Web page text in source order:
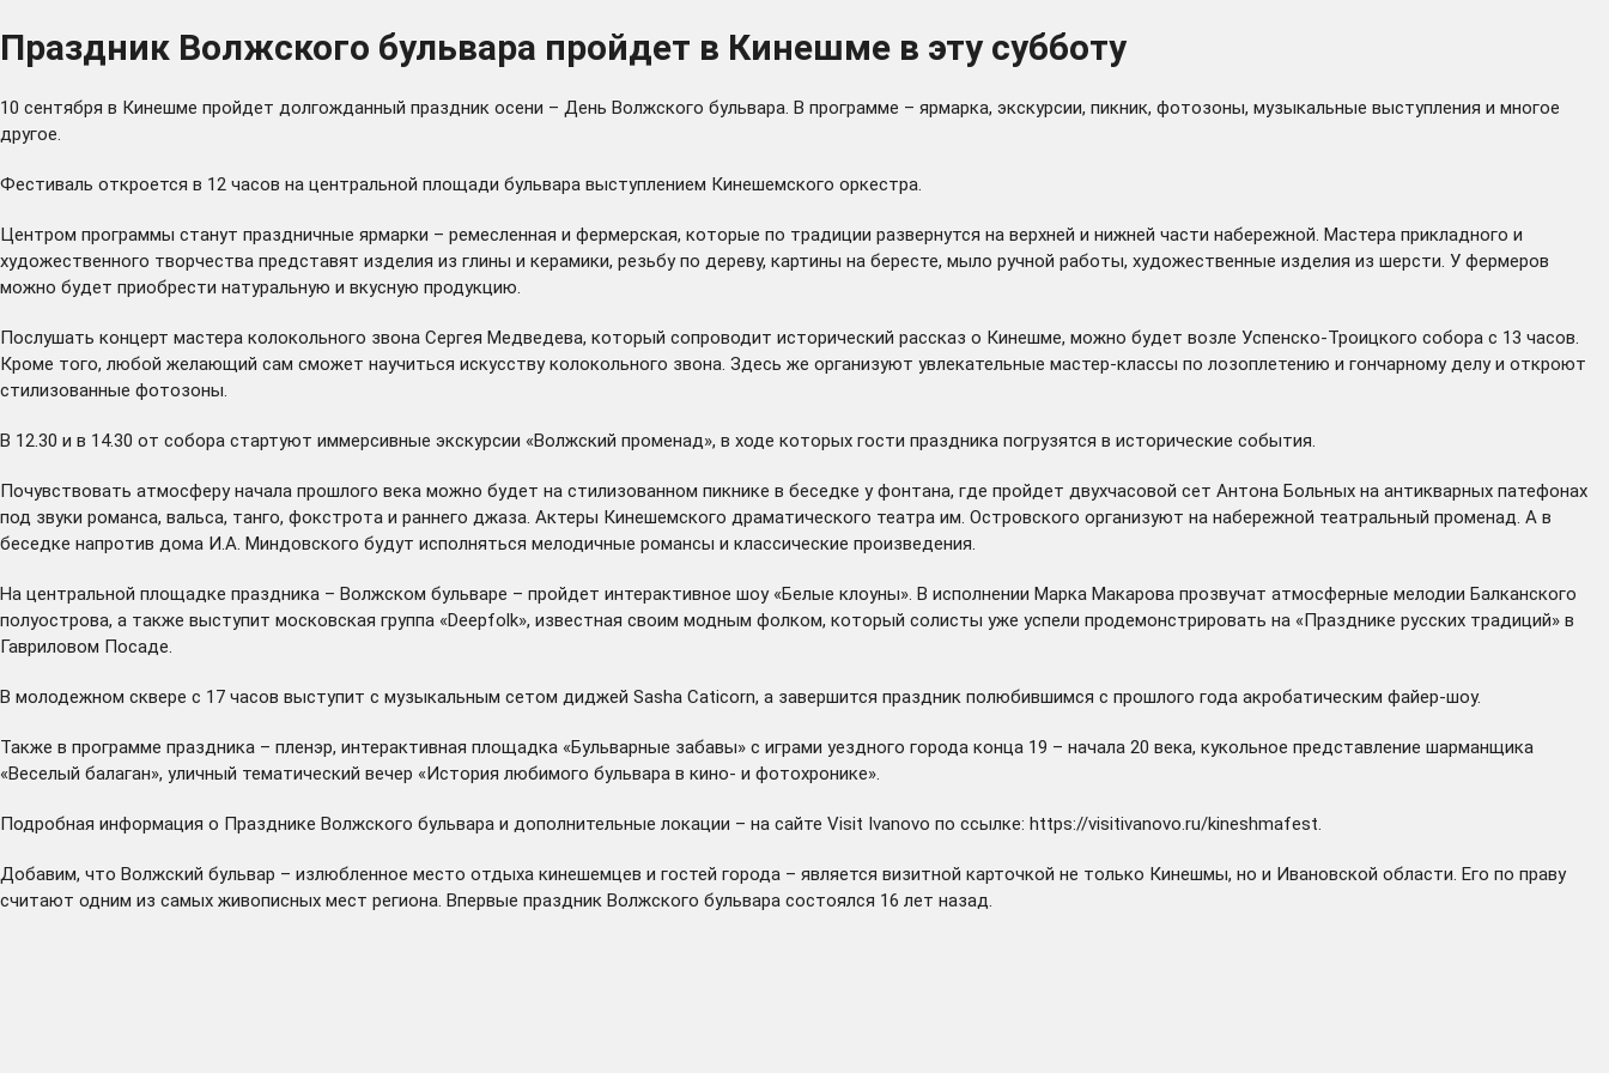
Праздник Волжского бульвара пройдет в Кинешме в эту субботу
10 сентября в Кинешме пройдет долгожданный праздник осени – День Волжского бульвара. В программе – ярмарка, экскурсии, пикник, фотозоны, музыкальные выступления и многое
другое.
Фестиваль откроется в 12 часов на центральной площади бульвара выступлением Кинешемского оркестра.
Центром программы станут праздничные ярмарки – ремесленная и фермерская, которые по традиции развернутся на верхней и нижней части набережной. Мастера прикладного и
художественного творчества представят изделия из глины и керамики, резьбу по дереву, картины на бересте, мыло ручной работы, художественные изделия из шерсти. У фермеров
можно будет приобрести натуральную и вкусную продукцию.
Послушать концерт мастера колокольного звона Сергея Медведева, который сопроводит исторический рассказ о Кинешме, можно будет возле Успенско-Троицкого собора с 13 часов.
Кроме того, любой желающий сам сможет научиться искусству колокольного звона. Здесь же организуют увлекательные мастер-классы по лозоплетению и гончарному делу и откроют
стилизованные фотозоны.
В 12.30 и в 14.30 от собора стартуют иммерсивные экскурсии «Волжский променад», в ходе которых гости праздника погрузятся в исторические события.
Почувствовать атмосферу начала прошлого века можно будет на стилизованном пикнике в беседке у фонтана, где пройдет двухчасовой сет Антона Больных на антикварных патефонах
под звуки романса, вальса, танго, фокстрота и раннего джаза. Актеры Кинешемского драматического театра им. Островского организуют на набережной театральный променад. А в
беседке напротив дома И.А. Миндовского будут исполняться мелодичные романсы и классические произведения.
На центральной площадке праздника – Волжском бульваре – пройдет интерактивное шоу «Белые клоуны». В исполнении Марка Макарова прозвучат атмосферные мелодии Балканского
полуострова, а также выступит московская группа «Deepfolk», известная своим модным фолком, который солисты уже успели продемонстрировать на «Празднике русских традиций» в
Гавриловом Посаде.
В молодежном сквере с 17 часов выступит с музыкальным сетом диджей Sasha Caticorn, а завершится праздник полюбившимся с прошлого года акробатическим файер-шоу.
Также в программе праздника – пленэр, интерактивная площадка «Бульварные забавы» с играми уездного города конца 19 – начала 20 века, кукольное представление шарманщика
«Веселый балаган», уличный тематический вечер «История любимого бульвара в кино- и фотохронике».
Подробная информация о Празднике Волжского бульвара и дополнительные локации – на сайте Visit Ivanovo по ссылке: https://visitivanovo.ru/kineshmafest
Добавим, что Волжский бульвар – излюбленное место отдыха кинешемцев и гостей города – является визитной карточкой не только Кинешмы, но и Ивановской области. Его по праву
считают одним из самых живописных мест региона. Впервые праздник Волжского бульвара состоялся 16 лет назад.